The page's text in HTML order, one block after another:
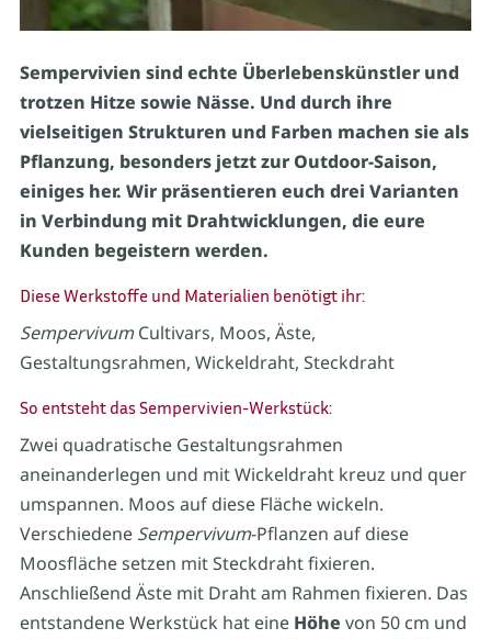
Sempervivien sind echte Überlebenskünstler und
trotzen Hitze sowie Nässe. Und durch ihre
vielseitigen Strukturen und Farben machen sie als
Pflanzung, besonders jetzt zur Outdoor-Saison,
einiges her. Wir präsentieren euch drei Varianten
in Verbindung mit Drahtwicklungen, die eure
Kunden begeistern werden.
Diese Werkstoffe und Materialien benötigt ihr:
SempervivumCultivars, Moos, Äste,
Gestaltungsrahmen, Wickeldraht, Steckdraht
So entsteht das Sempervivien-Werkstück:
Zwei quadratische Gestaltungsrahmen
aneinanderlegen und mit Wickeldraht kreuz und quer
umspannen. Moos auf diese Fläche wickeln.
Verschiedene Sempervivum-Pflanzen auf diese
Moosfläche setzen mit Steckdraht fixieren.
Anschließend Äste mit Draht am Rahmen fixieren. Das
entstandene Werkstück hat eineHöhe von 50 cm und